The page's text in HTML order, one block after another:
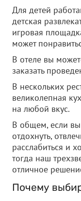
Для детей
детская
игровая
может
В отеле вы
заказать
В нескольких
великолепная
на любой вкус.
В общем, если
отдохнуть,
расслабиться и
тогда наш
отличное
Почему